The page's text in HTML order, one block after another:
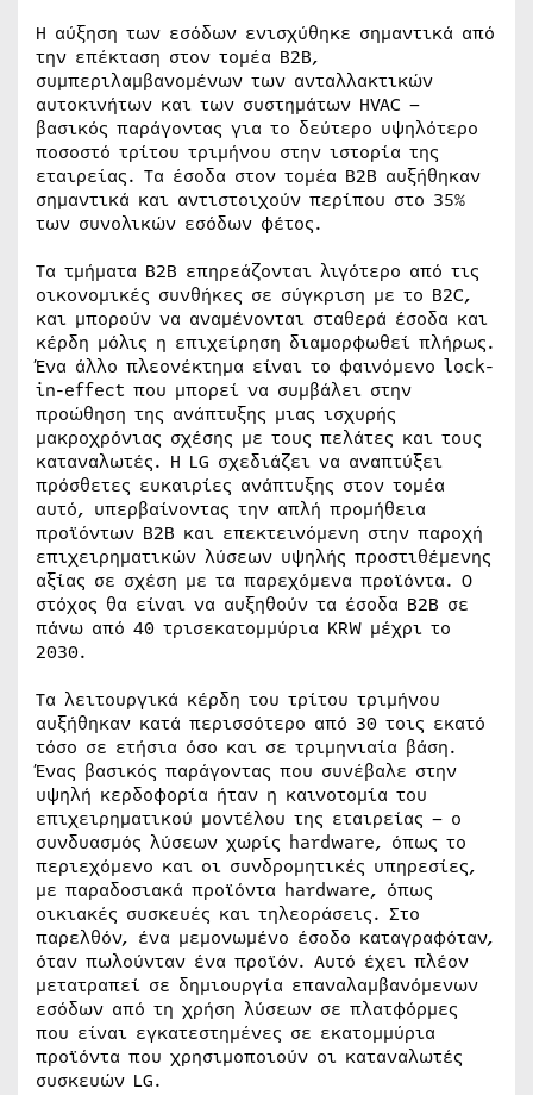
Η αύξηση των εσόδων ενισχύθηκε σημαντικά από
την επέκταση στον τομέα Β2Β,
συμπεριλαμβανομένων των ανταλλακτικών
αυτοκινήτων και των συστημάτων HVAC –
βασικός παράγοντας για το δεύτερο υψηλότερο
ποσοστό τρίτου τριμήνου στην ιστορία της
εταιρείας. Τα έσοδα στον τομέα Β2Β αυξήθηκαν
σημαντικά και αντιστοιχούν περίπου στο 35%
των συνολικών εσόδων φέτος.
Τα τμήματα B2B επηρεάζονται λιγότερο από τις
οικονομικές συνθήκες σε σύγκριση με το B2C,
και μπορούν να αναμένονται σταθερά έσοδα και
κέρδη μόλις η επιχείρηση διαμορφωθεί πλήρως.
Ένα άλλο πλεονέκτημα είναι το φαινόμενο lock-
in-effect που μπορεί να συμβάλει στην
προώθηση της ανάπτυξης μιας ισχυρής
μακροχρόνιας σχέσης με τους πελάτες και τους
καταναλωτές. Η LG σχεδιάζει να αναπτύξει
πρόσθετες ευκαιρίες ανάπτυξης στον τομέα
αυτό, υπερβαίνοντας την απλή προμήθεια
προϊόντων Β2Β και επεκτεινόμενη στην παροχή
επιχειρηματικών λύσεων υψηλής προστιθέμενης
αξίας σε σχέση με τα παρεχόμενα προϊόντα. Ο
στόχος θα είναι να αυξηθούν τα έσοδα Β2Β σε
πάνω από 40 τρισεκατομμύρια KRW μέχρι το
2030.
Τα λειτουργικά κέρδη του τρίτου τριμήνου
αυξήθηκαν κατά περισσότερο από 30 τοις εκατό
τόσο σε ετήσια όσο και σε τριμηνιαία βάση.
Ένας βασικός παράγοντας που συνέβαλε στην
υψηλή κερδοφορία ήταν η καινοτομία του
επιχειρηματικού μοντέλου της εταιρείας – ο
συνδυασμός λύσεων χωρίς hardware, όπως το
περιεχόμενο και οι συνδρομητικές υπηρεσίες,
με παραδοσιακά προϊόντα hardware, όπως
οικιακές συσκευές και τηλεοράσεις. Στο
παρελθόν, ένα μεμονωμένο έσοδο καταγραφόταν,
όταν πωλούνταν ένα προϊόν. Αυτό έχει πλέον
μετατραπεί σε δημιουργία επαναλαμβανόμενων
εσόδων από τη χρήση λύσεων σε πλατφόρμες
που είναι εγκατεστημένες σε εκατομμύρια
προϊόντα που χρησιμοποιούν οι καταναλωτές
συσκευών LG.